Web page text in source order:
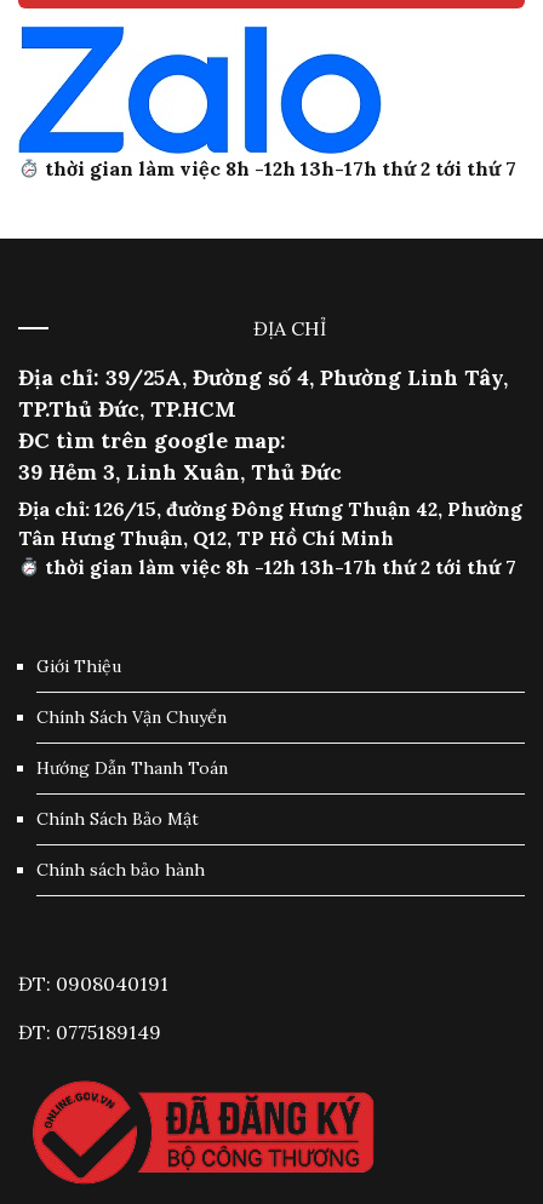
thời gian làm việc 8h -12h 13h-17h thứ 2 tới thứ 7
ĐỊA CHỈ
Địa chỉ: 39/25A, Đường số 4, Phường Linh Tây,
TP.Thủ Đức, TP.HCM
ĐC tìm trên google map:
39 Hẻm 3, Linh Xuân, Thủ Đức
Địa chỉ: 126/15, đường Đông Hưng Thuận 42, Phường
Tân Hưng Thuận, Q12, TP Hồ Chí Minh
thời gian làm việc 8h -12h 13h-17h thứ 2 tới thứ 7
Giới Thiệu
Chính Sách Vận Chuyển
Hướng Dẫn Thanh Toán
Chính Sách Bảo Mật
Chính sách bảo hành
ĐT: 0908040191
ĐT: 0775189149